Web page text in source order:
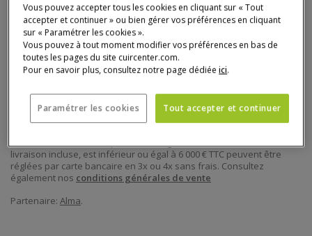
Paiement, livraison, délais et service après-
vente
PAIEMENT EN 3 OU 4X SANS FRAIS
livraison incluse, est inférieur ou égal à 6 000 € TTC peuvent être
réglées par carte bancaire en 3x ou 4x sans frais. Consultez
également nos conditions générales de vente
Partenaire: Alma.
Vous pouvez accepter tous les cookies en cliquant sur « Tout
accepter et continuer » ou bien gérer vos préférences en cliquant
sur « Paramétrer les cookies ».
Vous pouvez à tout moment modifier vos préférences en bas de
toutes les pages du site cuircenter.com.
Pour en savoir plus, consultez notre page dédiéeici.
Paramétrer les cookies Tout accepter et continuer